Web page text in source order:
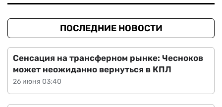
ПОСЛЕДНИЕ НОВОСТИ
26 июня 03:40
Сенсация на трансферном рынке: Чесноков
может неожиданно вернуться в КПЛ